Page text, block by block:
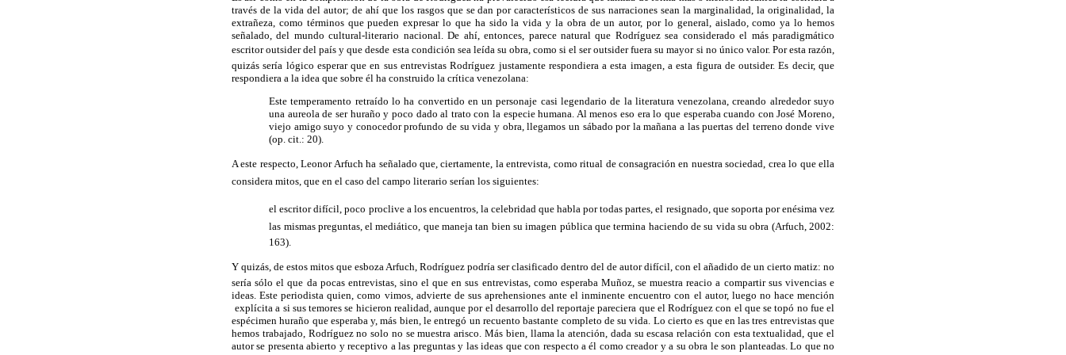
través de la vida del autor; de ahí que los rasgos que se dan por característicos de sus narraciones sean la marginalidad, la originalidad, la
extrañeza, como términos que pueden expresar lo que ha sido la vida y la obra de un autor, por lo general, aislado, como ya lo hemos
señalado, del mundo cultural-literario nacional. De ahí, entonces, parece natural que Rodríguez sea considerado el más paradigmático
escritor outsider del país y que desde esta condición sea leída su obra, como si el ser outsider fuera su mayor si no único valor. Por esta razón,
quizás sería lógico esperar que en sus entrevistas Rodríguez justamente respondiera a esta imagen, a esta figura de outsider. Es decir, que
respondiera a la idea que sobre él ha construido la crítica venezolana:
Este temperamento retraído lo ha convertido en un personaje casi legendario de la literatura venezolana, creando alrededor suyo
una aureola de ser huraño y poco dado al trato con la especie humana. Al menos eso era lo que esperaba cuando con José Moreno,
viejo amigo suyo y conocedor profundo de su vida y obra, llegamos un sábado por la mañana a las puertas del terreno donde vive
(op. cit.: 20).
A este respecto, Leonor Arfuch ha señalado que, ciertamente, la entrevista, como ritual de consagración en nuestra sociedad, crea lo que ella
considera mitos, que en el caso del campo literario serían los siguientes:
el escritor difícil, poco proclive a los encuentros, la celebridad que habla por todas partes, el resignado, que soporta por enésima vez
las mismas preguntas, el mediático, que maneja tan bien su imagen pública que termina haciendo de su vida su obra (Arfuch, 2002:
163).
Y quizás, de estos mitos que esboza Arfuch, Rodríguez podría ser clasificado dentro del de autor difícil, con el añadido de un cierto matiz: no
sería sólo el que da pocas entrevistas, sino el que en sus entrevistas, como esperaba Muñoz, se muestra reacio a compartir sus vivencias e
ideas. Este periodista quien, como vimos, advierte de sus aprehensiones ante el inminente encuentro con el autor, luego no hace mención
explícita a si sus temores se hicieron realidad, aunque por el desarrollo del reportaje pareciera que el Rodríguez con el que se topó no fue el
espécimen huraño que esperaba y, más bien, le entregó un recuento bastante completo de su vida. Lo cierto es que en las tres entrevistas que
hemos trabajado, Rodríguez no solo no se muestra arisco. Más bien, llama la atención, dada su escasa relación con esta textualidad, que el
autor se presenta abierto y receptivo a las preguntas y las ideas que con respecto a él como creador y a su obra le son planteadas. Lo que no